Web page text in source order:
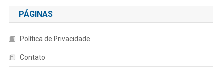
PÁGINAS
Política de Privacidade
Contato